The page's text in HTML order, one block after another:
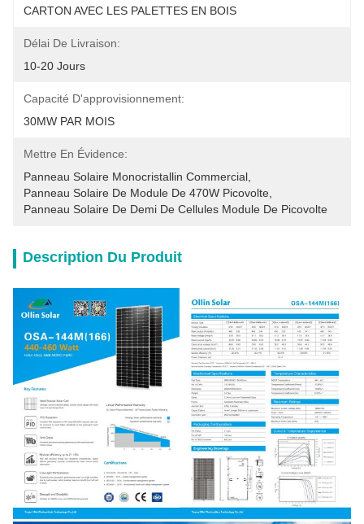
CARTON AVEC LES PALETTES EN BOIS
Délai De Livraison:
10-20 Jours
Capacité D'approvisionnement:
30MW PAR MOIS
Mettre En Évidence:
Panneau Solaire Monocristallin Commercial
Panneau Solaire De Module De 470W Picovolte
Panneau Solaire De Demi De Cellules Module De Picovolte
Description Du Produit